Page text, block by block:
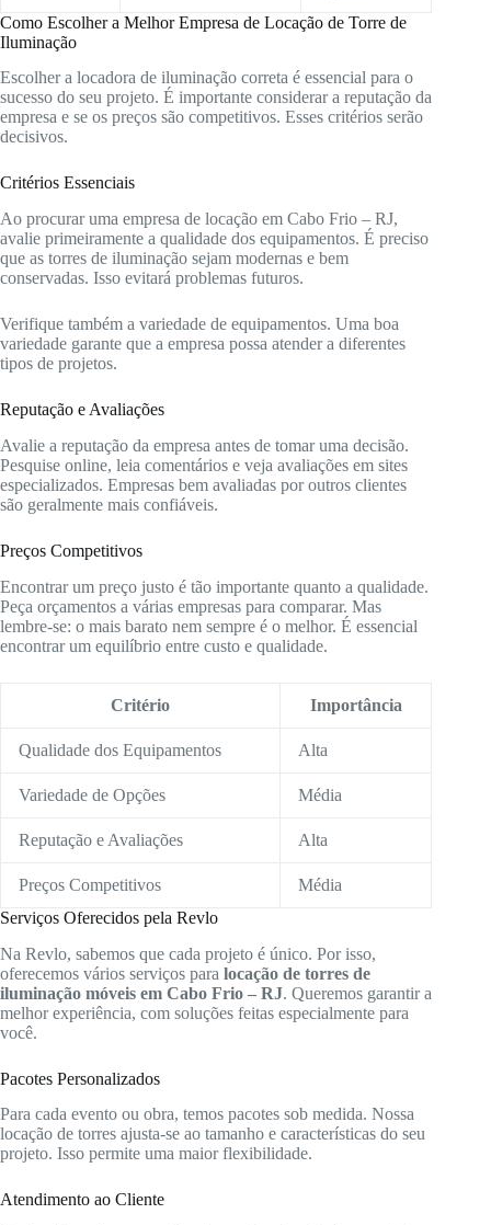
Como Escolher a Melhor Empresa de Locação de Torre de
Iluminação
Escolher a locadora de iluminação correta é essencial para o
sucesso do seu projeto. É importante considerar a reputação da
empresa e se os preços são competitivos. Esses critérios serão
decisivos.
Critérios Essenciais
Ao procurar uma empresa de locação em Cabo Frio – RJ,
avalie primeiramente a qualidade dos equipamentos. É preciso
que as torres de iluminação sejam modernas e bem
conservadas. Isso evitará problemas futuros.
Verifique também a variedade de equipamentos. Uma boa
variedade garante que a empresa possa atender a diferentes
tipos de projetos.
Reputação e Avaliações
Avalie a reputação da empresa antes de tomar uma decisão.
Pesquise online, leia comentários e veja avaliações em sites
especializados. Empresas bem avaliadas por outros clientes
são geralmente mais confiáveis.
Preços Competitivos
Encontrar um preço justo é tão importante quanto a qualidade.
Peça orçamentos a várias empresas para comparar. Mas
lembre-se: o mais barato nem sempre é o melhor. É essencial
encontrar um equilíbrio entre custo e qualidade.
Critério Importância
Qualidade dos Equipamentos Alta
Variedade de Opções Média
Reputação e Avaliações Alta
Preços Competitivos
Média
Serviços Oferecidos pela Revlo
Na Revlo, sabemos que cada projeto é único. Por isso,
oferecemos vários serviços para locação de torres de
iluminação móveis em Cabo Frio – RJ. Queremos garantir a
melhor experiência, com soluções feitas especialmente para
você.
Pacotes Personalizados
Para cada evento ou obra, temos pacotes sob medida. Nossa
locação de torres ajusta-se ao tamanho e características do seu
projeto. Isso permite uma maior flexibilidade.
Atendimento ao Cliente